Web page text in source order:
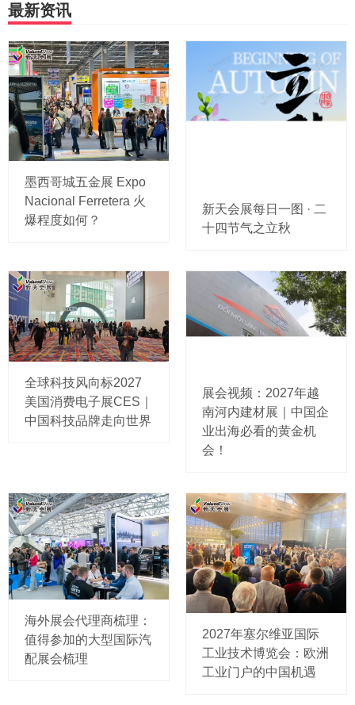
最新资讯
墨西哥城五金展 Expo
Nacional Ferretera 火
爆程度如何？
新天会展每日一图 · 二
十四节气之立秋
全球科技风向标2027
美国消费电子展CES｜
中国科技品牌走向世界
展会视频：2027年越
南河内建材展｜中国企
业出海必看的黄金机
会！
海外展会代理商梳理：
值得参加的大型国际汽
配展会梳理
2027年塞尔维亚国际
工业技术博览会：欧洲
工业门户的中国机遇